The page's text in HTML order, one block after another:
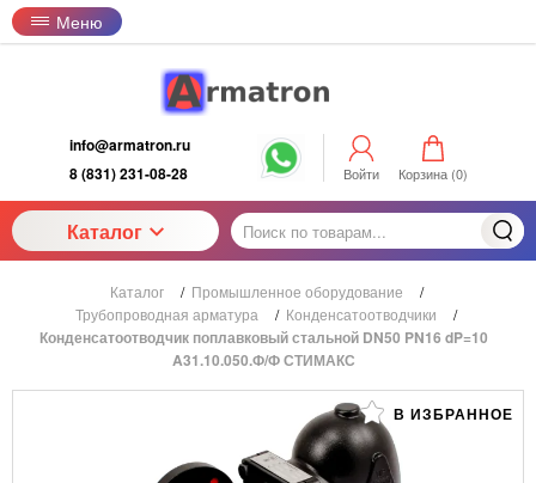
Меню
info@armatron.ru
8 (831) 231-08-28
Войти Корзина (0)
Каталог
Каталог / Промышленное оборудование
/
Трубопроводная арматура
/ Конденсатоотводчики /
Конденсатоотводчик поплавковый стальной DN50 PN16 dP=10
A31.10.050.Ф/Ф СТИМАКС
В ИЗБРАННОЕ